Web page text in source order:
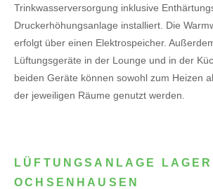
Trinkwasserversorgung inklusive
Druckerhöhungsanlage installiert. Die
erfolgt über einen Elektrospeicher.
Lüftungsgeräte in der Lounge und in der
beiden Geräte können sowohl zum Heizen
der jeweiligen Räume genutzt werden.
LÜFTUNGSANLAGE
OCHSENHAUSEN